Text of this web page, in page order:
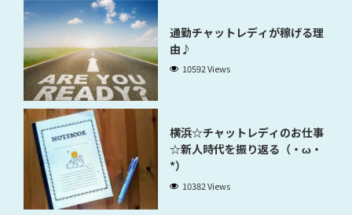
通勤チャットレディが稼げる理
由♪
10592 Views
横浜☆チャットレディのお仕事
☆新人時代を振り返る（・ω・
*）
10382 Views